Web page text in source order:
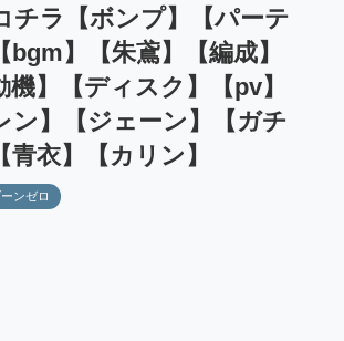
チラ【ボンプ】【パーテ
bgm】【朱鳶】【編成】
機】【ディスク】【pv】
ン】【ジェーン】【ガチ
青衣】【カリン】
ンゼロ